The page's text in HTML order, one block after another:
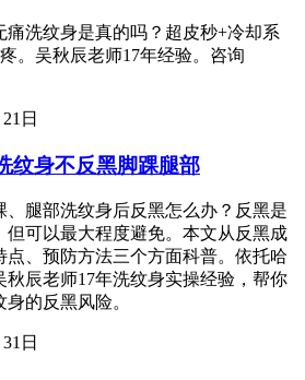
痛洗纹身是真的吗？超皮秒+冷却系
。吴秋辰老师17年经验。咨询
日
纹身不反黑脚踝腿部
、腿部洗纹身后反黑怎么办？反黑是
但可以最大程度避免。本文从反黑成
点、预防方法三个方面科普。依托哈
秋辰老师17年洗纹身实操经验，帮你
的反黑风险。
日